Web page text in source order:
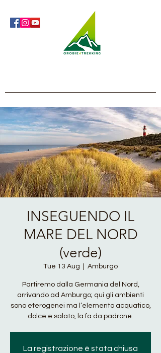
INSEGUENDO IL
MARE DEL NORD
(verde)
Tue 13 Aug Amburgo
Partiremo dalla Germania del Nord,
arrivando ad Amburgo; qui gli ambienti
sono eterogenei ma l’elemento acquatico,
dolce e salato, la fa da padrone.
La registrazione è stata chiusa